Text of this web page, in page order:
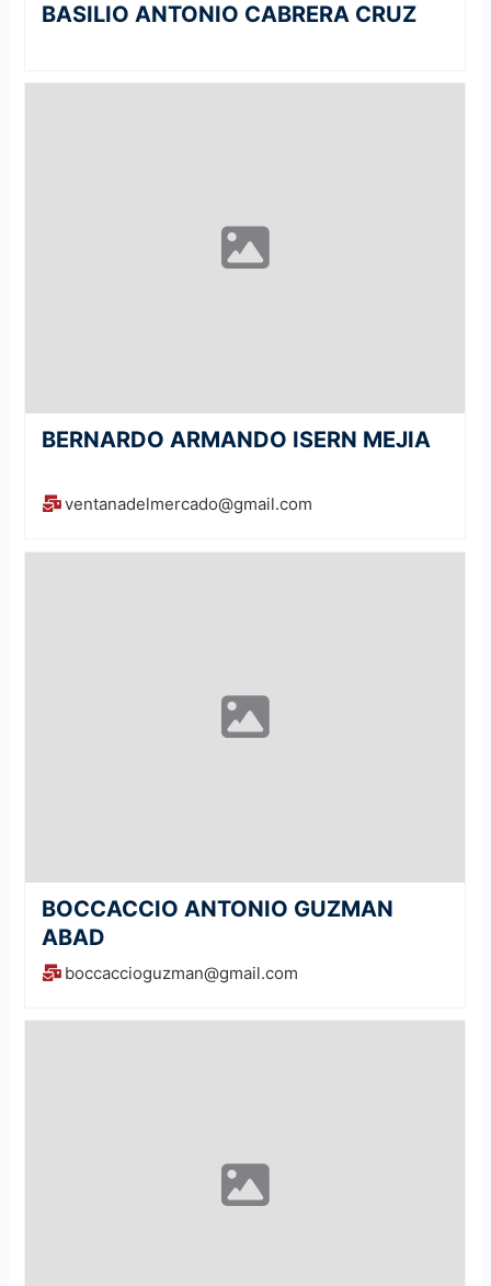
BASILIO ANTONIO CABRERA CRUZ
BERNARDO ARMANDO ISERN MEJIA
ventanadelmercado@gmail.com
BOCCACCIO ANTONIO GUZMAN
ABAD
boccaccioguzman@gmail.com